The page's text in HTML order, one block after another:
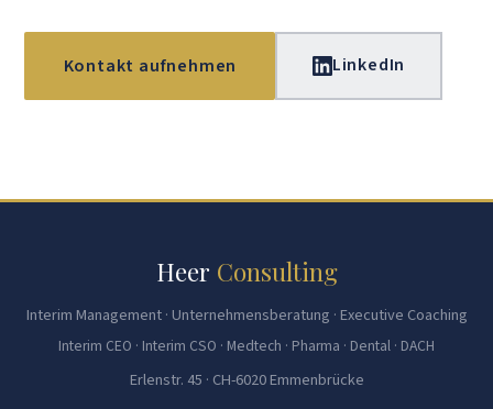
Kontakt aufnehmen LinkedIn
Heer Consulting
Interim Management · Unternehmensberatung · Executive Coaching
Interim CEO · Interim CSO · Medtech · Pharma · Dental · DACH
Erlenstr. 45 · CH-6020 Emmenbrücke